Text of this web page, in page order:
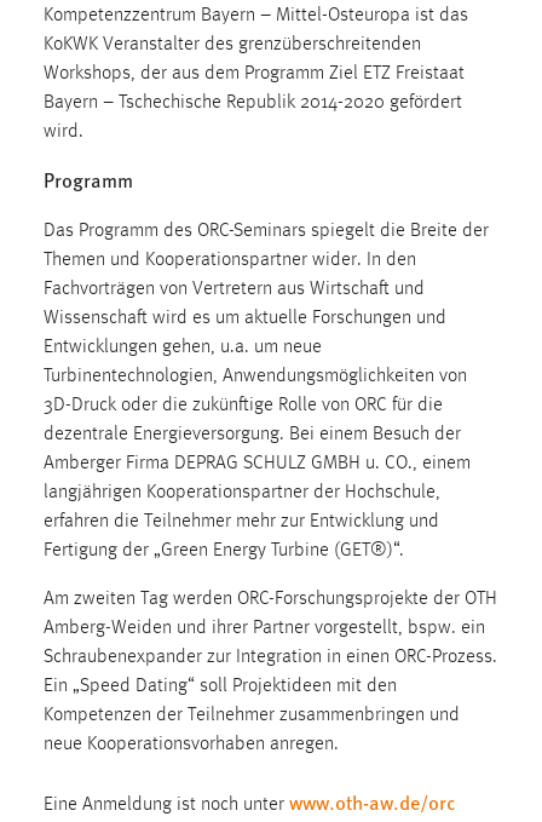
Kompetenzzentrum Bayern – Mittel-Osteuropa ist das
KoKWK Veranstalter des grenzüberschreitenden
Workshops, der aus dem Programm Ziel ETZ Freistaat
Bayern – Tschechische Republik 2014-2020 gefördert
wird.
Programm
Das Programm des ORC-Seminars spiegelt die Breite der
Themen und Kooperationspartner wider. In den
Fachvorträgen von Vertretern aus Wirtschaft und
Wissenschaft wird es um aktuelle Forschungen und
Entwicklungen gehen, u.a. um neue
Turbinentechnologien, Anwendungsmöglichkeiten von
3D-Druck oder die zukünftige Rolle von ORC für die
dezentrale Energieversorgung. Bei einem Besuch der
Amberger Firma DEPRAG SCHULZ GMBH u. CO., einem
langjährigen Kooperationspartner der Hochschule,
erfahren die Teilnehmer mehr zur Entwicklung und
Fertigung der „Green Energy Turbine (GET®)“.
Am zweiten Tag werden ORC-Forschungsprojekte der OTH
Amberg-Weiden und ihrer Partner vorgestellt, bspw. ein
Schraubenexpander zur Integration in einen ORC-Prozess.
Ein „Speed Dating“ soll Projektideen mit den
Kompetenzen der Teilnehmer zusammenbringen und
neue Kooperationsvorhaben anregen.
Eine Anmeldung ist noch unter www.oth-aw.de/orc
Cookie Laufzeit:
MibewSessionID, mibew-chat-frame-style-
5e9dbeb1811c0446 = Sitzungslaufzeit, mibew_locale = 3
Jahre, MIBEW_UserID = 1 Jahr
Login
Name:
fe_user, be_user, be_lastLoginProvider
Zweck:
Dieser Cookie ist notwendig um sich an der Website
einloggen zu können.
Cookie Laufzeit:
24 Stunden
STATISTIK
Statistik Cookies erfassen Informationen anonym.
Diese Informationen helfen uns zu verstehen, wie
unsere Besucher unsere Website nutzen.
Matomo
Name:
_pk_ref, _pk_cvar, _pk_id, _pk_ses
Zweck: